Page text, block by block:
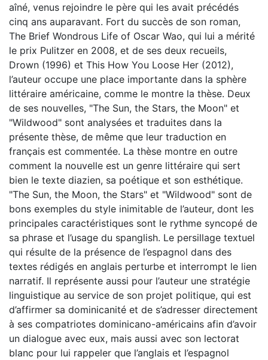
aîné, venus rejoindre le père qui les avait précédés
cinq ans auparavant. Fort du succès de son roman,
The Brief Wondrous Life of Oscar Wao, qui lui a mérité
le prix Pulitzer en 2008, et de ses deux recueils,
Drown (1996) et This How You Loose Her (2012),
l’auteur occupe une place importante dans la sphère
littéraire américaine, comme le montre la thèse. Deux
de ses nouvelles, "The Sun, the Stars, the Moon" et
"Wildwood" sont analysées et traduites dans la
présente thèse, de même que leur traduction en
français est commentée. La thèse montre en outre
comment la nouvelle est un genre littéraire qui sert
bien le texte diazien, sa poétique et son esthétique.
"The Sun, the Moon, the Stars" et "Wildwood" sont de
bons exemples du style inimitable de l’auteur, dont les
principales caractéristiques sont le rythme syncopé de
sa phrase et l’usage du spanglish. Le persillage textuel
qui résulte de la présence de l’espagnol dans des
textes rédigés en anglais perturbe et interrompt le lien
narratif. Il représente aussi pour l’auteur une stratégie
linguistique au service de son projet politique, qui est
d’affirmer sa dominicanité et de s’adresser directement
à ses compatriotes dominicano-américains afin d’avoir
un dialogue avec eux, mais aussi avec son lectorat
blanc pour lui rappeler que l’anglais et l’espagnol